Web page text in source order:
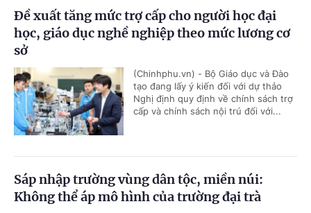
Đề xuất tăng mức trợ cấp cho người học đại
học, giáo dục nghề nghiệp theo mức lương cơ
sở
(Chinhphu.vn) - Bộ Giáo dục và Đào
tạo đang lấy ý kiến đối với dự thảo
Nghị định quy định về chính sách trợ
cấp và chính sách nội trú đối với...
Sáp nhập trường vùng dân tộc, miền núi:
Không thể áp mô hình của trường đại trà